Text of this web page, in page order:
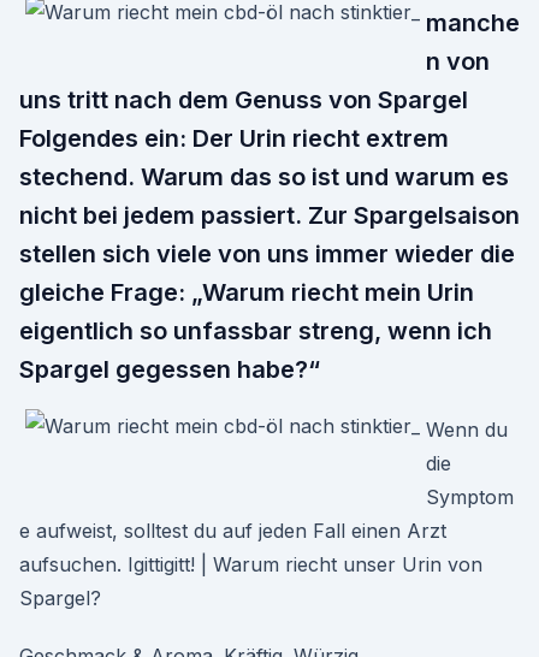
manche
n von
uns tritt nach dem Genuss von Spargel
Folgendes ein: Der Urin riecht extrem
stechend. Warum das so ist und warum es
nicht bei jedem passiert. Zur Spargelsaison
stellen sich viele von uns immer wieder die
gleiche Frage: „Warum riecht mein Urin
eigentlich so unfassbar streng, wenn ich
Spargel gegessen habe?“
Wenn du
die
Symptom
e aufweist, solltest du auf jeden Fall einen Arzt
aufsuchen. Igittigitt! | Warum riecht unser Urin von
Spargel?